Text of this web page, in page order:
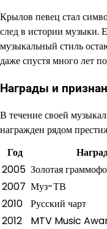
Крылов певец стал
след в истории музыки.
музыкальный стиль
даже спустя много лет
Награды и
В течение своей
награжден рядом
Год
2005 Золотая
2007 Муз-ТВ
2010 Русский чарт
2012
MTV Music